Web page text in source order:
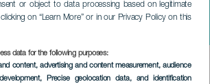
or object to data processing based on legitimate
on “Learn More” or in our Privacy Policy on this
data for the following purposes:
content, advertising and content measurement, audience
, Precise geolocation data, and identification
de Oriente -